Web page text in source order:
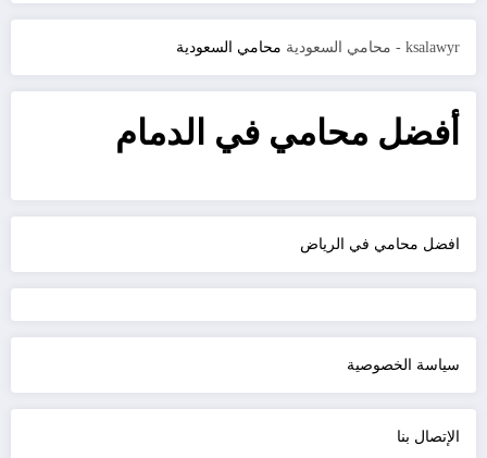
ksalawyr - محامي السعودية محامي السعودية
أفضل محامي في الدمام
افضل محامي في الرياض
سياسة الخصوصية
الإتصال بنا